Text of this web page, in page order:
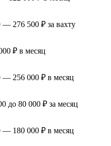
— 276 500 ₽ за вахту
₽ в месяц
— 256 000 ₽ в месяц
до 80 000 ₽ за месяц
— 180 000 ₽ в месяц